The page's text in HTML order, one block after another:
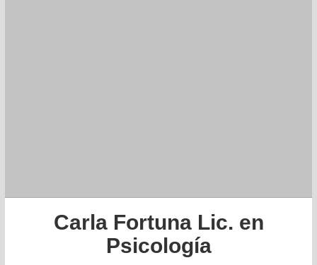
Carla Fortuna Lic. en
Psicología